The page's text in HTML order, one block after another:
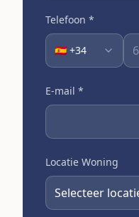
Telefoon *
🇪🇸 +34
E-mail *
Locatie Woning